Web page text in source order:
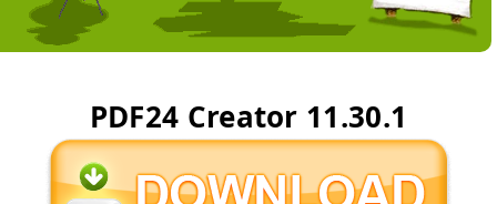
PDF24 Creator 11.30.1